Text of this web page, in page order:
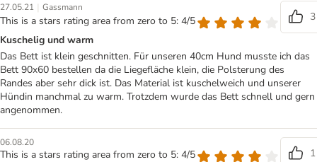
27.05.21 | Gassmann
This is a stars rating area from zero to 5: 4/5
3
Kuschelig und warm
Das Bett ist klein geschnitten. Für unseren 40cm Hund musste ich das
Bett 90x60 bestellen da die Liegefläche klein, die Polsterung des
Randes aber sehr dick ist. Das Material ist kuschelweich und unserer
Hündin manchmal zu warm. Trotzdem wurde das Bett schnell und gern
angenommen.
06.08.20
This is a stars rating area from zero to 5: 4/5
1